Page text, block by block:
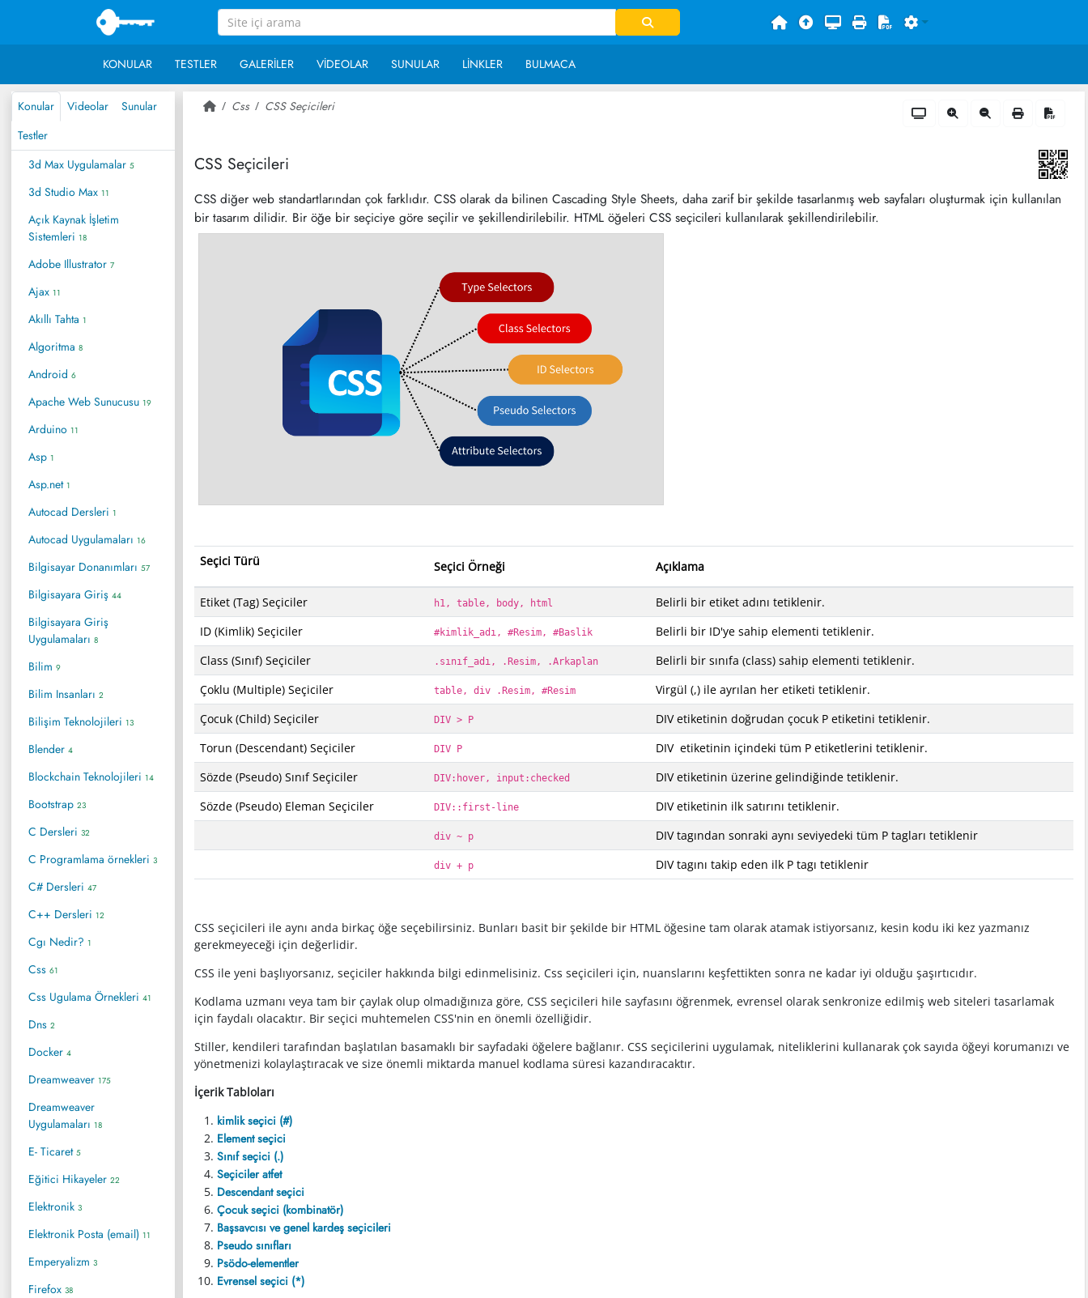
KONULAR TESTLER GALERILER VIDEOLAR SUNULAR LINKLER BULMACA
Konular Videolar
Sunular
Testler
3d Max Uygulamalar 5
3d Studio Max 11
Açık Kaynak İşletim
Sistemleri 18
Adobe Illustrator 7
Ajax 11
Akıllı Tahta 1
Algoritma 8
Android 6
Apache Web Sunucusu 19
Arduino 11
Asp 1
Asp.net 1
Autocad Dersleri 1
Autocad Uygulamaları 16
Bilgisayar Donanımları 57
Bilgisayara Giriş 44
Bilgisayara Giriş
Uygulamaları 8
Bilim 9
Bilim Insanları 2
Bilişim Teknolojileri 13
Blender 4
Blockchain Teknolojileri 14
Bootstrap 23
C Dersleri 32
C Programlama örnekleri 3
C# Dersleri 47
C++ Dersleri 12
Cgı Nedir? 1
Css 61
Css Ugulama Örnekleri 41
Dns 2
Docker 4
Dreamweaver 175
Dreamweaver
Uygulamaları 18
E- Ticaret 5
Eğitici Hikayeler 22
Elektronik 3
Elektronik Posta (email) 11
Emperyalizm 3
Firefox 38
Css CSS Seçicileri
CSS Seçicileri
CSS diğer web standartlarından çok farklıdır. CSS olarak da bilinen Cascading Style Sheets, daha zarif bir şekilde tasarlanmış web sayfaları oluşturmak için kullanılan
bir tasarım dilidir. Bir öğe bir seçiciye göre seçilir ve şekillendirilebilir. HTML öğeleri CSS seçicileri kullanılarak şekillendirilebilir.
Seçici Türü Seçici Örneği Açıklama
Etiket (Tag) Seçiciler h1, table, body, html
Belirli bir etiket adını tetiklenir.
ID (Kimlik) Seçiciler
#kimlik_adı, #Resim, #Baslik
Belirli bir ID'ye sahip elementi tetiklenir.
Class (Sınıf) Seçiciler
.sınıf_adı, .Resim, .Arkaplan
Belirli bir sınıfa (class) sahip elementi tetiklenir.
Çoklu (Multiple) Seçiciler
table, div .Resim, #Resim
Virgül (,) ile ayrılan her etiketi tetiklenir.
Çocuk (Child) Seçiciler
DIV > P
DIV etiketinin doğrudan çocuk P etiketini tetiklenir.
Torun (Descendant) Seçiciler
DIV P
DIV etiketinin içindeki tüm P etiketlerini tetiklenir.
Sözde (Pseudo) Sınıf Seçiciler
DIV:hover, input:checked
DIV etiketinin üzerine gelindiğinde tetiklenir.
Sözde (Pseudo) Eleman Seçiciler
DIV::first-line DIV etiketinin ilk satırını tetiklenir.
div ~ p DIV tagından sonraki aynı seviyedeki tüm P tagları tetiklenir
div + p DIV tagını takip eden ilk P tagı tetiklenir
CSS seçicileri ile aynı anda birkaç öğe seçebilirsiniz. Bunları basit bir şekilde bir HTML öğesine tam olarak atamak istiyorsanız, kesin kodu iki kez yazmanız
gerekmeyeceği için değerlidir.
CSS ile yeni başlıyorsanız, seçiciler hakkında bilgi edinmelisiniz. Css seçicileri için, nuanslarını keşfettikten sonra ne kadar iyi olduğu şaşırtıcıdır.
Kodlama uzmanı veya tam bir çaylak olup olmadığınıza göre, CSS seçicileri hile sayfasını öğrenmek, evrensel olarak senkronize edilmiş web siteleri tasarlamak
için faydalı olacaktır. Bir seçici muhtemelen CSS'nin en önemli özelliğidir.
Stiller, kendileri tarafından başlatılan basamaklı bir sayfadaki öğelere bağlanır. CSS seçicilerini uygulamak, niteliklerini kullanarak çok sayıda öğeyi korumanızı ve
yönetmenizi kolaylaştıracak ve size önemli miktarda manuel kodlama süresi kazandıracaktır.
İçerik Tabloları
kimlik seçici (#)
Element seçici
Sınıf seçici (.)
Seçiciler atfet
Descendant seçici
Çocuk seçici (kombinatör)
Başsavcısı ve genel kardeş seçicileri
Pseudo sınıfları
Psödo-elementler
Evrensel seçici (*)